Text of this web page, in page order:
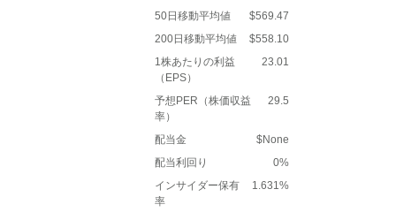
50日移動平均値
$569.47
200日移動平均値
$558.10
1株あたりの利益
（EPS）
23.01
予想PER（株価収益
率）
29.5
配当金
$None
配当利回り
0%
インサイダー保有
率
1.631%